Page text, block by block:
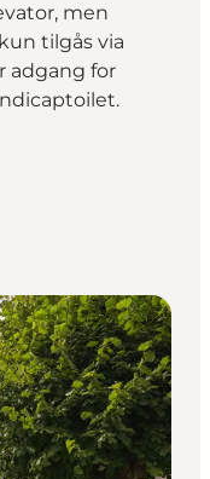
men
tilgås via
adgang for